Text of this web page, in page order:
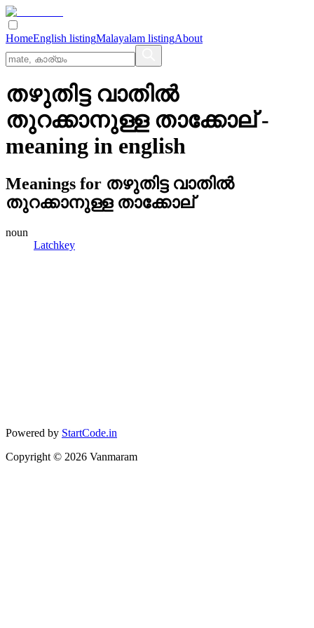
HomeEnglish listingMalayalam listingAbout
തഴുതിട്ട വാതില്‍
തുറക്കാനുള്ള താക്കോല്-
meaning in english
Meanings for തഴുതിട്ട വാതില്‍
തുറക്കാനുള്ള താക്കോല്
noun
Latchkey
Powered by StartCode.in
Copyright © 2026 Vanmaram